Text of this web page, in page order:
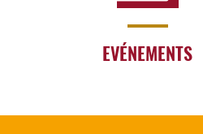
EVÉNEMENTS